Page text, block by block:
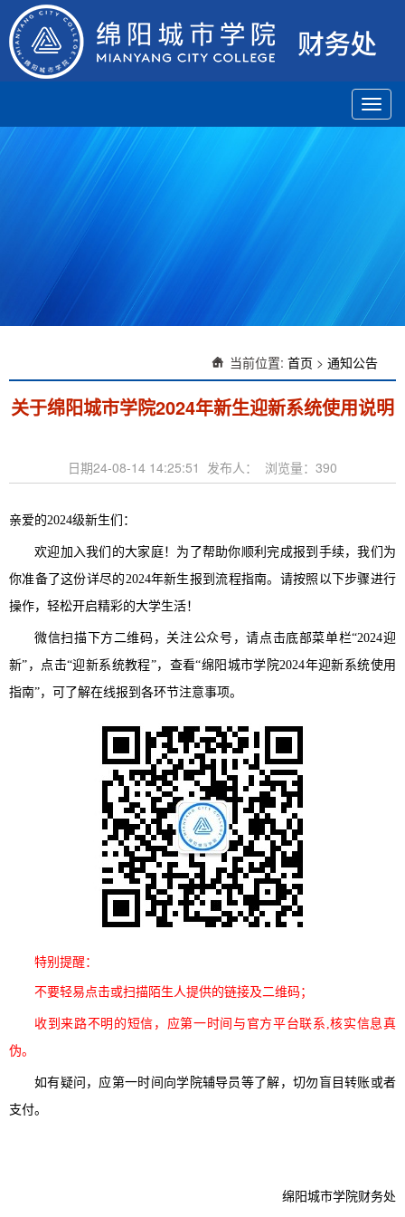
当前位置: 首页 > 通知公告
关于绵阳城市学院2024年新生迎新系统使用说明
日期24-08-14 14:25:51 发布人： 浏览量： 390
亲爱的2024级新生们：
欢迎加入我们的大家庭！为了帮助你顺利完成报到手续，我们为
你准备了这份详尽的2024年新生报到流程指南。请按照以下步骤进行
操作，轻松开启精彩的大学生活！
微信扫描下方二维码，关注公众号，请点击底部菜单栏“2024迎
新”，点击“迎新系统教程”，查看“绵阳城市学院2024年迎新系统使用
指南”，可了解在线报到各环节注意事项。
特别提醒：
不要轻易点击或扫描陌生人提供的链接及二维码；
收到来路不明的短信，应第一时间与官方平台联系,核实信息真
伪。
如有疑问，应第一时间向学院辅导员等了解，切勿盲目转账或者
支付。
绵阳城市学院财务处